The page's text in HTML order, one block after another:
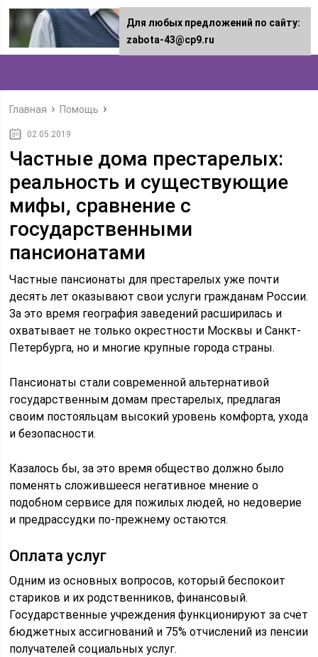
Главная Помощь
02.05.2019
Частные дома престарелых:
реальность и существующие
мифы, сравнение с
государственными
пансионатами
Частные пансионаты для престарелых уже почти
десять лет оказывают свои услуги гражданам России.
За это время география заведений расширилась и
охватывает не только окрестности Москвы и Санкт-
Петербурга, но и многие крупные города страны.
Пансионаты стали современной альтернативой
государственным домам престарелых, предлагая
своим постояльцам высокий уровень комфорта, ухода
и безопасности.
Казалось бы, за это время общество должно было
поменять сложившееся негативное мнение о
подобном сервисе для пожилых людей, но недоверие
и предрассудки по-прежнему остаются.
Оплата услуг
Одним из основных вопросов, который беспокоит
стариков и их родственников, финансовый.
Государственные учреждения функционируют за счет
бюджетных ассигнований и 75% отчислений из пенсии
получателей социальных услуг.
Для любых предложений по сайту:
zabota-43@cp9.ru